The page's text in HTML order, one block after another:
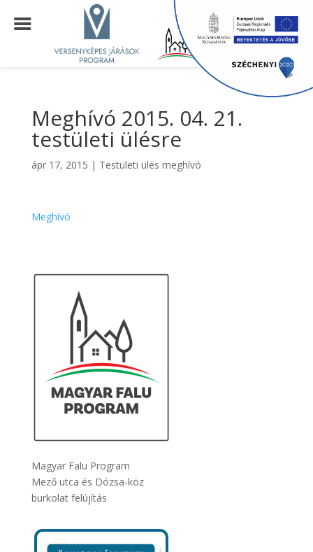
Meghívó 2015. 04. 21.
testületi ülésre
ápr 17, 2015 | Testületi ülés meghívó
Meghívó
Magyar Falu Program
Mező utca és Dózsa-köz
burkolat felújítás